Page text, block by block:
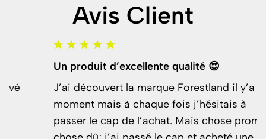
Avis Client
Un produit d’excellente qualité 😍
J’ai découvert la marque Forestland il y’a un
moment mais à chaque fois j’hésitais à
passer le cap de l’achat. Mais chose promis